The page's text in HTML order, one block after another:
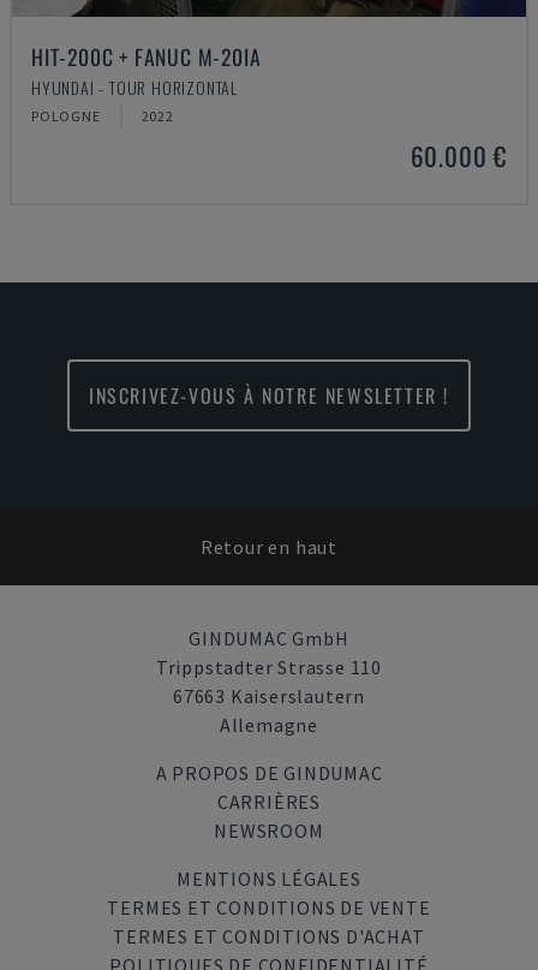
HIT-200C + FANUC M-20IA
HYUNDAI - TOUR HORIZONTAL
POLOGNE 2022
60.000 €
INSCRIVEZ-VOUS À NOTRE NEWSLETTER !
Retour en haut
GINDUMAC GmbH
Trippstadter Strasse 110
67663 Kaiserslautern
Allemagne
A PROPOS DE GINDUMAC
CARRIÈRES
NEWSROOM
MENTIONS LÉGALES
TERMES ET CONDITIONS DE VENTE
TERMES ET CONDITIONS D'ACHAT
POLITIQUES DE CONFIDENTIALITÉ